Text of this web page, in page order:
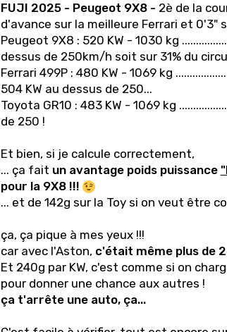
FUJI 2025 - Peugeot 9X8 - 2è de la
d'avance sur la meilleure Ferrari et 0'3"
Peugeot 9X8 : 520 KW - 1030 kg
dessus de 250km/h soit sur 31% du
Ferrari 499P : 480 KW - 1069 kg
504 KW au dessus de 250...
Toyota GR10 : 483 KW - 1069 kg
de 250 !
Et bien, si je calcule correctement,
... ça fait un avantage poids puissance
pour la 9X8 !!!
... et de 142g sur la Toy si on veut être
ça, ça pique à mes yeux !!!
car avec l'Aston, c'était même plus de
Et 240g par KW, c'est comme si on
pour donner une chance aux autres !
ça t'arrête une auto, ça...